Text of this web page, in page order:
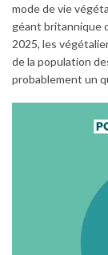
mode de vie
géant britannique
2025, les
de la population
probablement un